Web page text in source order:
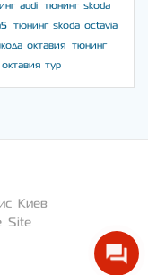
audi
тюнинг skoda
тюнинг skoda octavia
октавия
тюнинг
тур
Киев
Site